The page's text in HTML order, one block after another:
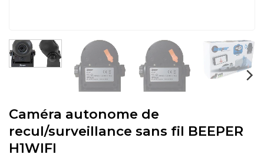
Caméra autonome de
recul/surveillance sans fil BEEPER
H1WIFI